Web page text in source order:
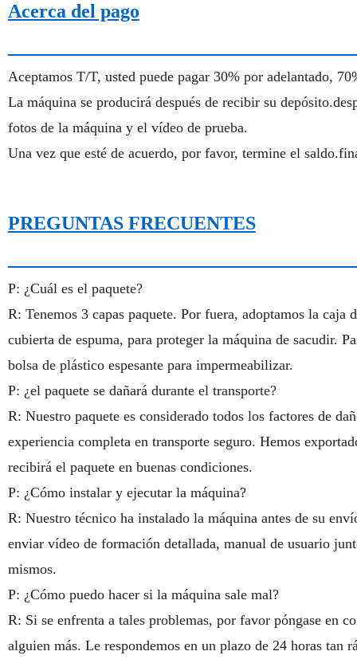
Acerca del pago
Aceptamos T/T, usted puede pagar 30% por adelantado,
La máquina se producirá después de recibir su
fotos de la máquina y el vídeo de prueba.
Una vez que esté de acuerdo, por favor, termine el
PREGUNTAS FRECUENTES
P: ¿Cuál es el paquete?
R: Tenemos 3 capas paquete. Por fuera, adoptamos la caja
cubierta de espuma, para proteger la máquina de sacudir.
bolsa de plástico espesante para impermeabilizar.
P: ¿el paquete se dañará durante el transporte?
R: Nuestro paquete es considerado todos los factores de
experiencia completa en transporte seguro. Hemos
recibirá el paquete en buenas condiciones.
P: ¿Cómo instalar y ejecutar la máquina?
R: Nuestro técnico ha instalado la máquina antes de su
enviar vídeo de formación detallada, manual de usuario
mismos.
P: ¿Cómo puedo hacer si la máquina sale mal?
R: Si se enfrenta a tales problemas, por favor póngase en
alguien más. Le respondemos en un plazo de 24 horas tan